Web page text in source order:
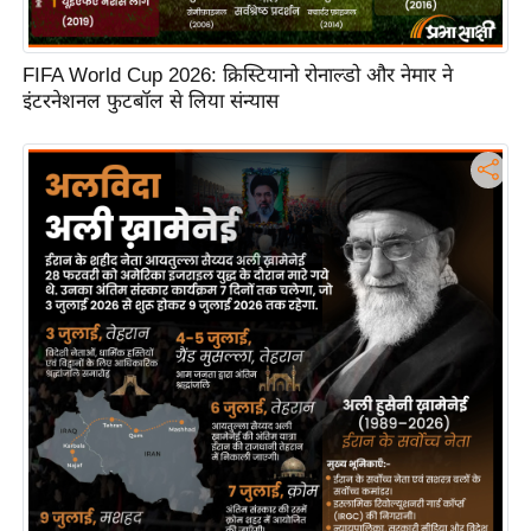
टो
वी
डि
ऑ
डि
फ़ो
फ़ि
क
रा
ज्यों
से
श
FIFA World Cup 2026: क्रिस्टियानो रोनाल्डो और नेमार ने
इंटरनेशनल फुटबॉल से लिया संन्यास